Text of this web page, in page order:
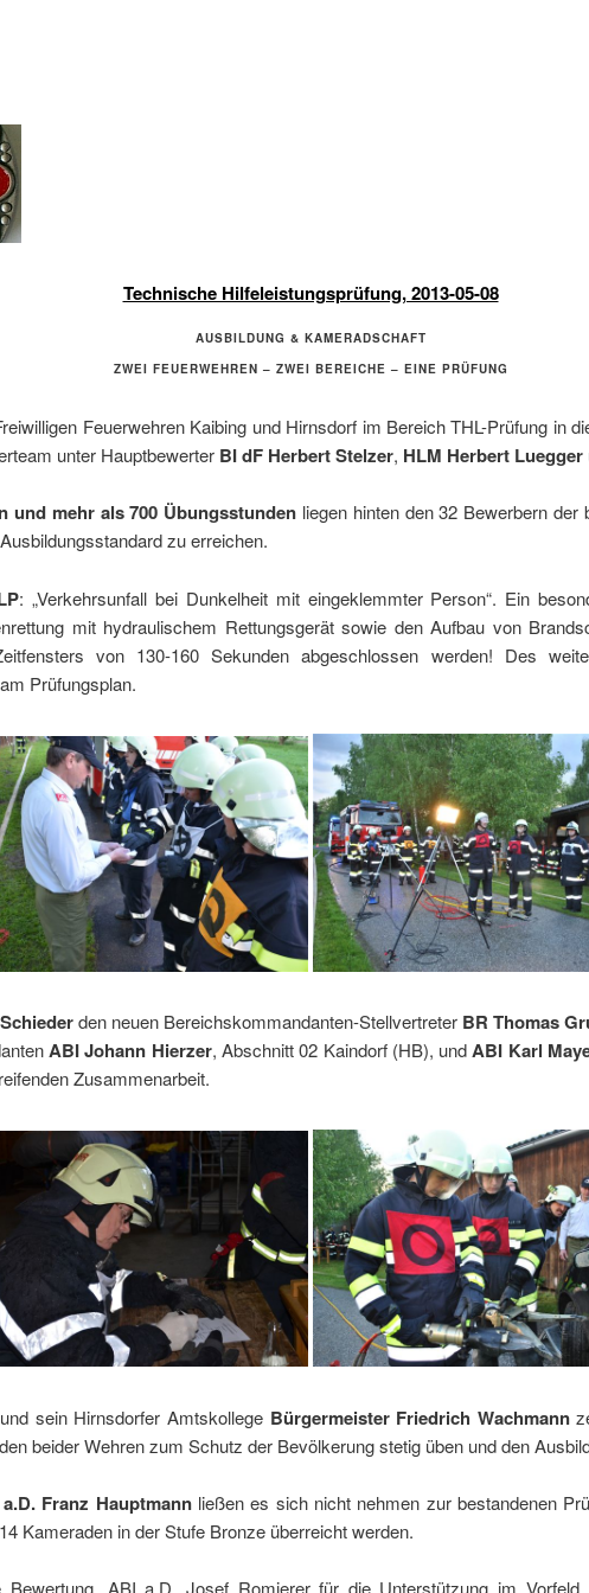
Technische Hilfeleistungsprüfung, 2013-05-08
AUSBILDUNG & KAMERADSCHAFT
ZWEI FEUERWEHREN – ZWEI BEREICHE – EINE PRÜFUNG
Feuerwehren Kaibing und Hirnsdorf im Bereich THL-Prüfung in
unter Hauptbewerter BI dF Herbert Stelzer, HLM Herbert Luegger
und mehr als 700 Übungsstunden liegen hinten den 32 Bewerbern
zu erreichen.
: „Verkehrsunfall bei Dunkelheit mit eingeklemmter Person“. Ein
mit hydraulischem Rettungsgerät sowie den Aufbau von
von 130-160 Sekunden abgeschlossen werden! Des
Prüfungsplan.
den neuen Bereichskommandanten-Stellvertreter BR Thomas
ABI Johann Hierzer, Abschnitt 02 Kaindorf (HB), und ABI Karl
Zusammenarbeit.
und sein Hirnsdorfer Amtskollege Bürgermeister Friedrich Wachmann
beider Wehren zum Schutz der Bevölkerung stetig üben und den
Franz Hauptmannließen es sich nicht nehmen zur bestandenen
Kameraden in der Stufe Bronze überreicht werden.
ABI a.D. Josef Romierer für die Unterstützung im